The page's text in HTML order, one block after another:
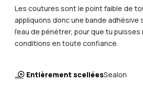
Les coutures sont le point faible de
appliquons donc une bande adhésive
l'eau de pénétrer, pour que tu puisses
conditions en toute confiance.
Entièrement scelléesSealon